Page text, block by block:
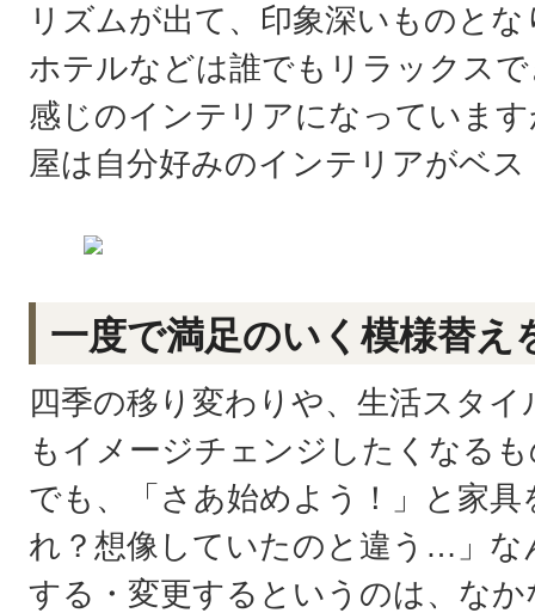
リズムが出て、印象深いものと
ホテルなどは誰でもリラックス
感じのインテリアになっていま
屋は自分好みのインテリアがベ
一度で満足のいく模様替え
四季の移り変わりや、生活スタ
もイメージチェンジしたくなる
でも、「さあ始めよう！」と家
れ？想像していたのと違う…」な
する・変更するというのは、な